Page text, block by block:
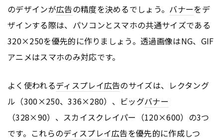
のデザインが広告の精度を決めるでしょう。 バナーをデ
ザインする際は、パソコンとスマホの共通サイズである
320×250を優先的に作りましょう。透過画像はNG、GIF
アニメはスマホのみ対応です。
よく使われるディスプレイ広告のサイズは、レクタング
ル（300×250、336×280）、ビッグバナー
（328×90）、スカイスクレイパー（120×600）の3つ
です。これらのディスプレイ広告を優先的に作成しつ